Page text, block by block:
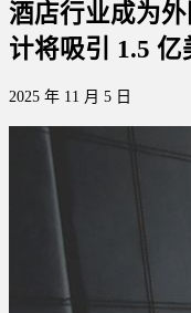
酒店行业成为
计将吸引 1.5 亿
2025 年 11 月 5 日